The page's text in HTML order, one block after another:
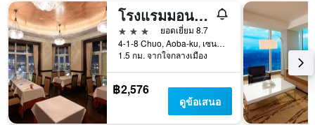
โรงแรมมอนเทอเร่ย์ เซนได
3 ดาว
ยอดเยี่ยม 8.7
4-1-8 Chuo, Aoba-ku, เซนได, ญี่ปุ่น
1.5 กม. จากใจกลางเมือง
฿2,576
ดูข้อเสนอ